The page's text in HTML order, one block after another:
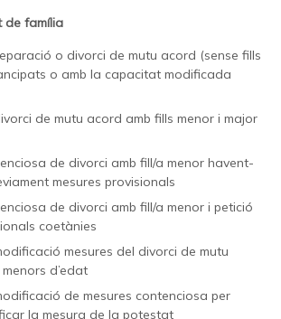
de família
o divorci de mutu acord (sense fills
o amb la capacitat modificada
de mutu acord amb fills menor i major
de divorci amb fill/a menor havent-
mesures provisionals
de divorci amb fill/a menor i petició
coetànies
mesures del divorci de mutu
d’edat
de mesures contenciosa per
la mesura de la potestat